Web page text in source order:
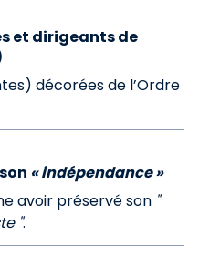
et dirigeants de
décorées de l’Ordre
« indépendance »
avoir préservé son "
".